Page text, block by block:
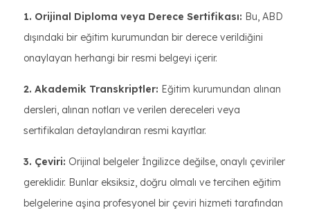
1. Orijinal Diploma veya Derece Sertifikası: Bu, ABD
dışındaki bir eğitim kurumundan bir derece verildiğini
onaylayan herhangi bir resmi belgeyi içerir.
2. Akademik Transkriptler: Eğitim kurumundan alınan
dersleri, alınan notları ve verilen dereceleri veya
sertifikaları detaylandıran resmi kayıtlar.
3. Çeviri: Orijinal belgeler İngilizce değilse, onaylı çeviriler
gereklidir. Bunlar eksiksiz, doğru olmalı ve tercihen eğitim
belgelerine aşina profesyonel bir çeviri hizmeti tarafından